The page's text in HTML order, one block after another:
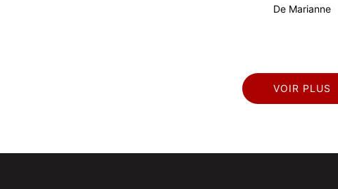
De Marianne
VOIR PLUS